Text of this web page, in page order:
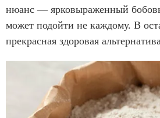
нюанс — ярковыраженный
может подойти не каждому. В
прекрасная здоровая